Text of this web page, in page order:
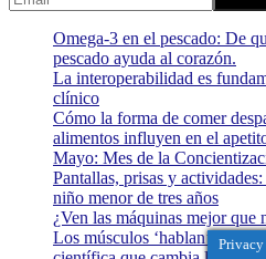
Omega-3 en el pescado: De
pescado ayuda al corazón.
La interoperabilidad es
clínico
Cómo la forma de comer
alimentos influyen en el
Mayo: Mes de la
Pantallas, prisas y
niño menor de tres años
¿Ven las máquinas mejor que
Los músculos ‘hablan’ con